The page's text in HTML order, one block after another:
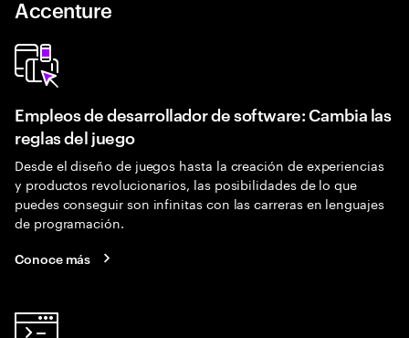
Accenture
Empleos de desarrollador de software: Cambia las
reglas del juego
Desde el diseño de juegos hasta la creación de experiencias
y productos revolucionarios, las posibilidades de lo que
puedes conseguir son infinitas con las carreras en lenguajes
de programación.
Conoce más